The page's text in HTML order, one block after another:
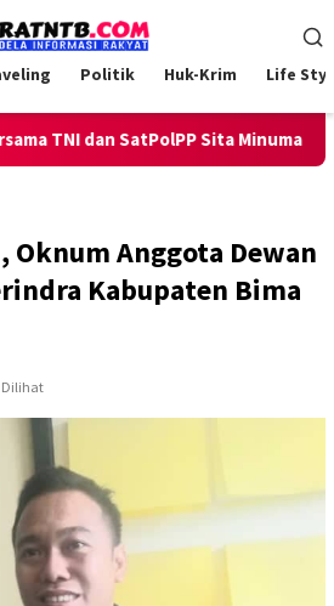
Politik Huk-Krim Life
dan SatPolPP Sita Minuman Keras
Oknum Anggota Dewan
Kabupaten Bima
Dilihat